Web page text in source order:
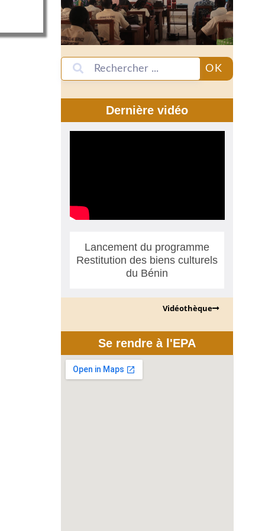
OK
Dernière vidéo
Lancement du programme
Restitution des biens culturels
du Bénin
Vidéothèque
Se rendre à l'EPA